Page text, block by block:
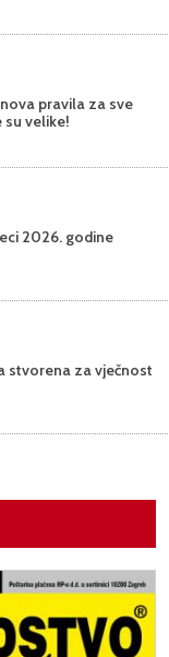
pravila za sve
su velike!
2026. godine
stvorena za vječnost